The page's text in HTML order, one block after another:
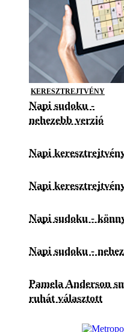
KERESZTREJTVÉNY
Napi sudoku -
nehezebb verzió
Napi
Napi
Napi sudoku -
Napi sudoku -
Pamela Anderson
ruhát választott